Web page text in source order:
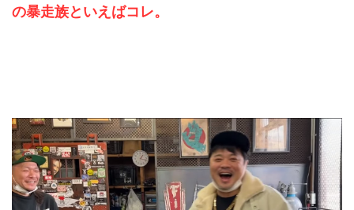
の暴走族といえばコレ。